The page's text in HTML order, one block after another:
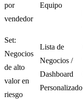
por
vendedor
Equipo
Set:
Negocios
de alto
valor en
riesgo
Lista de
Negocios /
Dashboard
Personalizado